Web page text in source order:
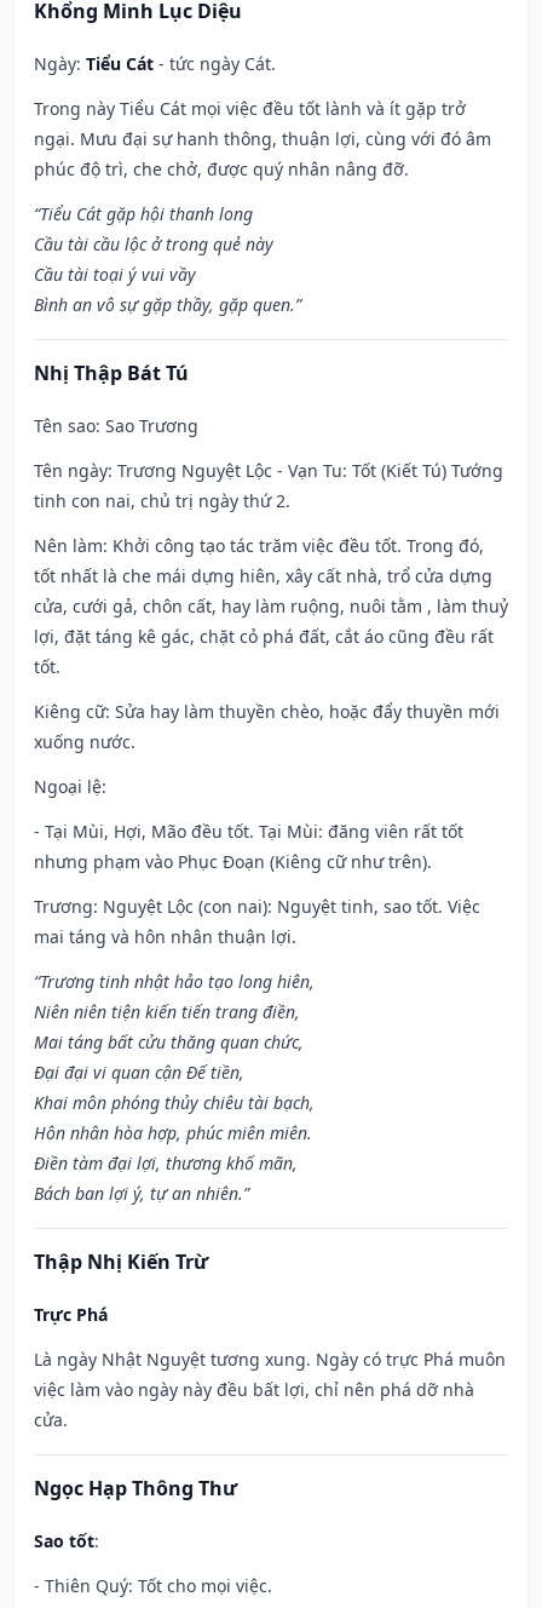
Khổng Minh Lục Diệu
Ngày: Tiểu Cát - tức ngày Cát.
Trong này Tiểu Cát mọi việc đều tốt lành và ít gặp trở
ngại. Mưu đại sự hanh thông, thuận lợi, cùng với đó âm
phúc độ trì, che chở, được quý nhân nâng đỡ.
“Tiểu Cát gặp hội thanh long
Cầu tài cầu lộc ở trong quẻ này
Cầu tài toại ý vui vầy
Bình an vô sự gặp thầy, gặp quen.”
Nhị Thập Bát Tú
Tên sao: Sao Trương
Tên ngày: Trương Nguyệt Lộc - Vạn Tu: Tốt (Kiết Tú) Tướng
tinh con nai, chủ trị ngày thứ 2.
Nên làm: Khởi công tạo tác trăm việc đều tốt. Trong đó,
tốt nhất là che mái dựng hiên, xây cất nhà, trổ cửa dựng
cửa, cưới gả, chôn cất, hay làm ruộng, nuôi tằm , làm thuỷ
lợi, đặt táng kê gác, chặt cỏ phá đất, cắt áo cũng đều rất
tốt.
Kiêng cữ: Sửa hay làm thuyền chèo, hoặc đẩy thuyền mới
xuống nước.
Ngoại lệ:
- Tại Mùi, Hợi, Mão đều tốt. Tại Mùi: đăng viên rất tốt
nhưng phạm vào Phục Đoạn (Kiêng cữ như trên).
Trương: Nguyệt Lộc (con nai): Nguyệt tinh, sao tốt. Việc
mai táng và hôn nhân thuận lợi.
“Trương tinh nhật hảo tạo long hiên,
Niên niên tiện kiến tiến trang điền,
Mai táng bất cửu thăng quan chức,
Đại đại vi quan cận Đế tiền,
Khai môn phóng thủy chiêu tài bạch,
Hôn nhân hòa hợp, phúc miên miên.
Điền tàm đại lợi, thương khố mãn,
Bách ban lợi ý, tự an nhiên.”
Thập Nhị Kiến Trừ
Trực Phá
Là ngày Nhật Nguyệt tương xung. Ngày có trực Phá muôn
việc làm vào ngày này đều bất lợi, chỉ nên phá dỡ nhà
cửa.
Ngọc Hạp Thông Thư
Sao tốt:
- Thiên Quý: Tốt cho mọi việc.